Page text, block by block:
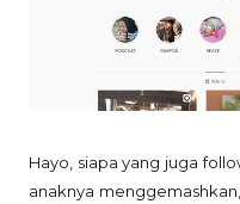
Hayo, siapa yang juga
anaknya